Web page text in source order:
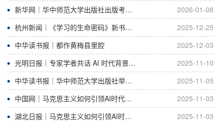
2026-01-08
新华网｜华中师范大学出版社出版考研工具书《考研兵法》
2025-12-25
杭州新闻｜《学习的生命密码》新书发布，解码终身成长新范式
2025-12-03
中华读书报｜都作黄梅县里腔
2025-11-10
光明日报｜专家学者共话 AI 时代背景下马克思主义经典著作的研读价值与创新路径
2025-11-05
中华读书报｜华中师范大学出版社举行成立40周年大会
2025-11-03
中国网｜马克思主义如何引领AI时代？专家学者桂子山论道
2025-11-03
湖北日报｜马克思主义如何引领AI时代？专家学者在桂子山上这样说……